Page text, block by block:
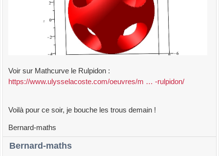
Voir sur Mathcurve le Rulpidon :
https://www.ulysselacoste.com/oeuvres/m … -rulpidon/
Voilà pour ce soir, je bouche les trous demain !
Bernard-maths
Bernard-maths